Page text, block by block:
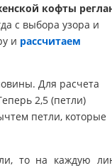
кофты
с выбора узора и
и рассчитаем
Для расчета
2,5 (петли)
петли, которые
то на каждую